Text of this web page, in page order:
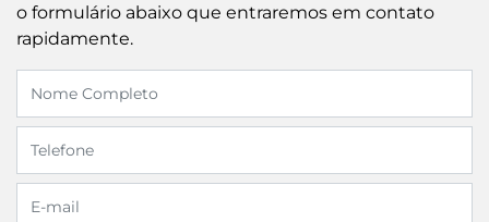
o formulário abaixo que entraremos em contato
rapidamente.